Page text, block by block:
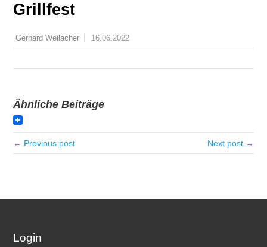
Grillfest
Gerhard Weilacher 16.06.2022
Ähnliche Beiträge
← Previous post Next post →
Login